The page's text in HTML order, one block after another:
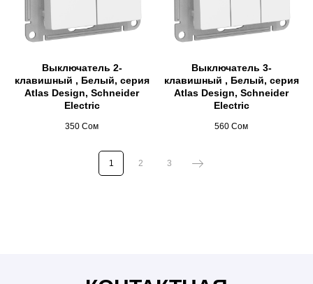
Выключатель 2-
клавишный , Белый, серия
Atlas Design, Schneider
Electric
350 Сом
Выключатель 3-
клавишный , Белый, серия
Atlas Design, Schneider
Electric
560 Сом
1 2 3